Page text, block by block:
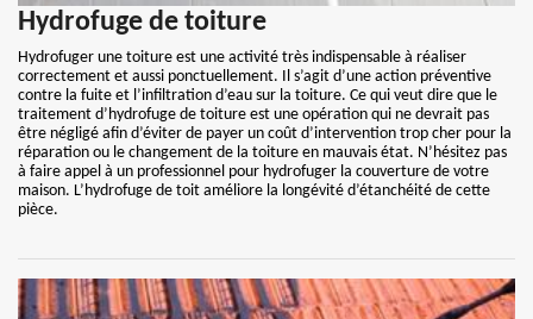
Hydrofuge de toiture
Hydrofuger une toiture est une activité très indispensable à réaliser
correctement et aussi ponctuellement. Il s’agit d’une action préventive
contre la fuite et l’infiltration d’eau sur la toiture. Ce qui veut dire que le
traitement d’hydrofuge de toiture est une opération qui ne devrait pas
être négligé afin d’éviter de payer un coût d’intervention trop cher pour la
réparation ou le changement de la toiture en mauvais état. N’hésitez pas
à faire appel à un professionnel pour hydrofuger la couverture de votre
maison. L’hydrofuge de toit améliore la longévité d’étanchéité de cette
pièce.